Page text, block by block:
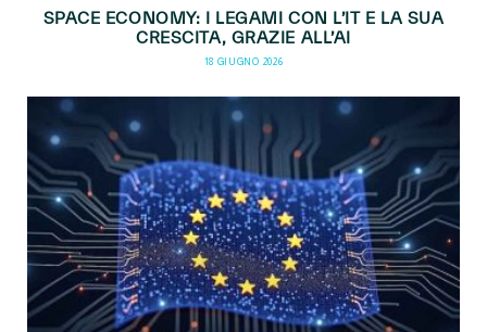
SPACE ECONOMY: I LEGAMI CON L’IT E LA SUA
CRESCITA, GRAZIE ALL’AI
18 GIUGNO 2026